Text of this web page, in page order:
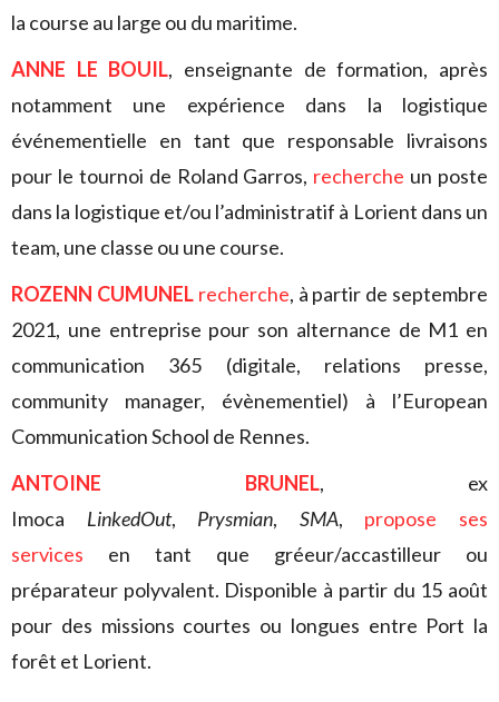
la course au large ou du maritime.
ANNE LE BOUIL, enseignante de formation, après
notamment une expérience dans la logistique
événementielle en tant que responsable livraisons
pour le tournoi de Roland Garros, recherche un poste
dans la logistique et/ou l’administratif à Lorient dans un
team, une classe ou une course.
ROZENN CUMUNEL recherche, à partir de septembre
2021, une entreprise pour son alternance de M1 en
communication 365 (digitale, relations presse,
community manager, évènementiel) à l’European
Communication School de Rennes.
ANTOINE BRUNEL, ex
Imoca LinkedOut, Prysmian, SMA, propose ses
services en tant que gréeur/accastilleur ou
préparateur polyvalent. Disponible à partir du 15 août
pour des missions courtes ou longues entre Port la
forêt et Lorient.